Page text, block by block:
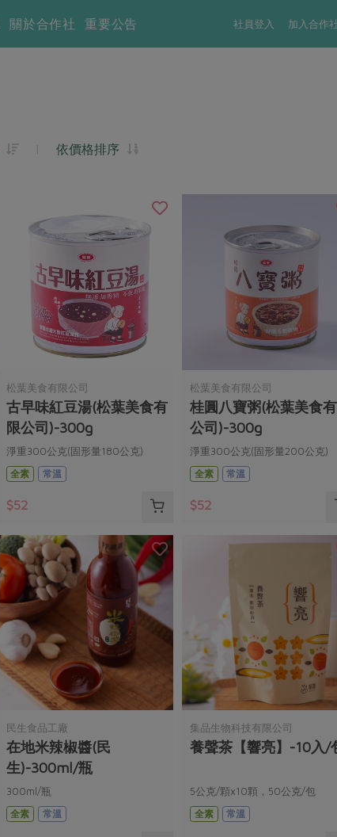
社員登入 加入合作
關於合作社 重要公告
| 依價格排序
松葉美食有限公司
古早味紅豆湯(松葉美食有
限公司)-300g
淨重300公克(固形量180公克)
全素
常溫
$52
松葉美食有限公司
桂圓八寶粥(松葉美食
公司)-300g
淨重300公克(固形量200公克)
全素
常溫
$52
民生食品工廠
在地米辣椒醬(民
生)-300ml/瓶
300ml/瓶
全素
常溫
集品生物科技有限公司
養聲茶【響亮】-10入/
5公克/顆x10顆，50公克/包
全素
常溫